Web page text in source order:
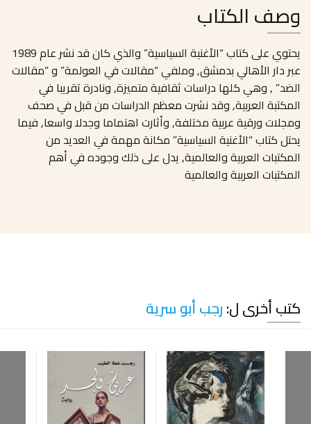
وصف الكتاب
يحتوي على كتاب “الأغنية السياسية” والذي كان قد نشر عام 1989
عبر دار الأهالي بدمشق, وملفي “مقالات في العولمة” و “مقالات
الضد” , وهي كلها دراسات ثقافية متميزة, ونادرة تقريبا في
المكتبة العربية, وقد نشرت معظم الدراسات من قبل في صحف
ومجلات ورقية عربية مختلفة, وأثارت اهتماما وجدلا واسعا, فيما
يحتل كتاب “الأغنية السياسية” مكانة مهمة في العديد من
المكتبات العربية والعالمية, يدل على ذلك وجوده في أهم
المكتبات العربية والعالمية
كتب أخرى ل:رجب أبو سرية